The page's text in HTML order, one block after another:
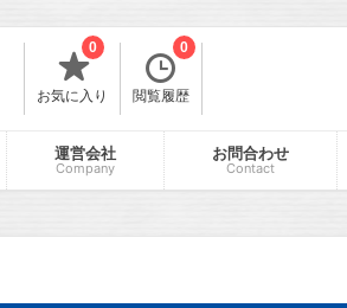
お気に入り
0
閲覧履歴
0
運営会社
Company
お問合わせ
Contact